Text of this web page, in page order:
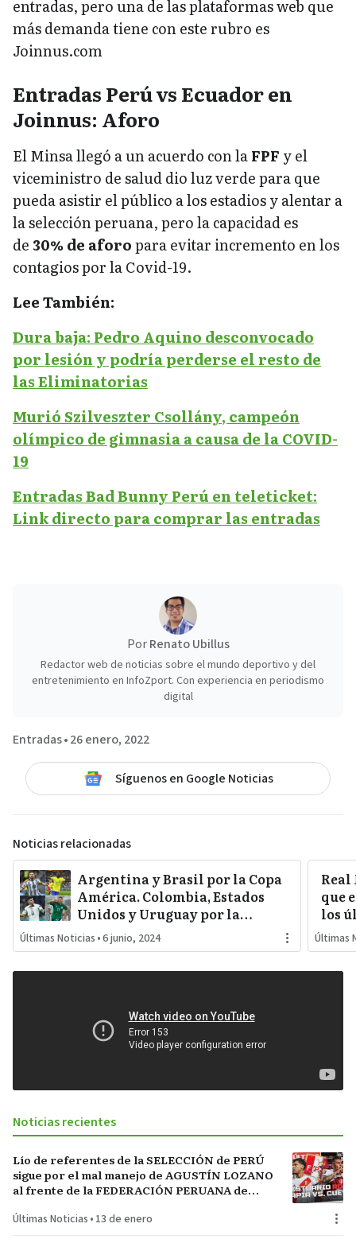
entradas, pero una de las plataformas web que
más demanda tiene con este rubro es
Joinnus.com
Entradas Perú vs Ecuador en
Joinnus: Aforo
El Minsa llegó a un acuerdo con laFPF y el
viceministro de salud dio luz verde para que
pueda asistir el público a los estadios y alentar a
la selección peruana, pero la capacidad es
de30% de aforopara evitar incremento en los
contagios por la Covid-19.
Lee También:
Dura baja: Pedro Aquino desconvocado
por lesión y podría perderse el resto de
las Eliminatorias
Murió Szilveszter Csollány, campeón
olímpico de gimnasia a causa de la COVID-
19
Entradas Bad Bunny Perú en teleticket:
Link directo para comprar las entradas
PorRenato Ubillus
Redactor web de noticias sobre el mundo deportivo y del
entretenimiento en InfoZport. Con experiencia en periodismo
digital
Entradas•26 enero, 2022
Síguenos en Google Noticias
Noticias relacionadas
Argentina y Brasil por la Copa
América. Colombia, Estados
Unidos y Uruguay por la
sorpresa. Paraguay y Perú
darán pelea…
Últimas Noticias •6 junio, 2024
que
los
Últimas
Noticias recientes
Lío de referentes de la SELECCIÓN de PERÚ
sigue por el mal manejo de AGUSTÍN LOZANO
al frente de la FEDERACIÓN PERUANA de
Últimas Noticias • 13 de enero